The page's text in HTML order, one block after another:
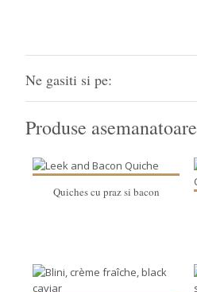
Ne gasiti si pe:
Produse asemanatoare
Quiches cu praz si bacon